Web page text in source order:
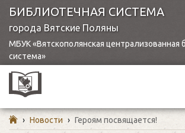
БИБЛИОТЕЧНАЯ СИСТЕМА
города Вятские Поляны
МБУК «Вятскополянская централизованная
система»
› Новости › Героям посвящается!